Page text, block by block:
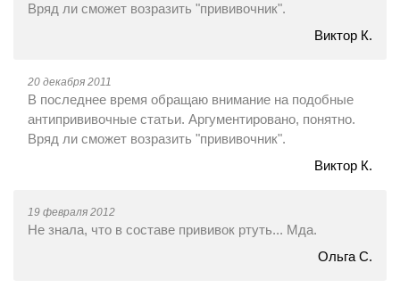
Вряд ли сможет возразить "прививочник".
Виктор К.
20 декабря 2011
В последнее время обращаю внимание на подобные
антипрививочные статьи. Аргументировано, понятно.
Вряд ли сможет возразить "прививочник".
Виктор К.
19 февраля 2012
Не знала, что в составе прививок ртуть... Мда.
Ольга С.